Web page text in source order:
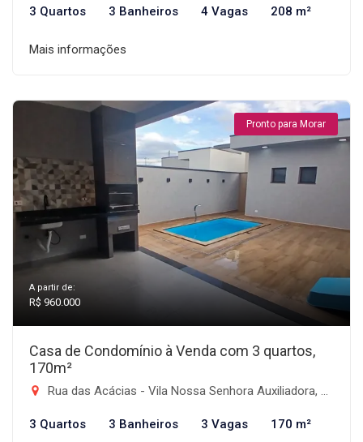
3 Quartos 3 Banheiros 4 Vagas 208 m²
Mais informações
Pronto para Morar
A partir de:
R$ 960.000
Casa de Condomínio à Venda com 3 quartos,
170m²
Rua das Acácias - Vila Nossa Senhora Auxiliadora, Tremembé-SP
3 Quartos 3 Banheiros 3 Vagas 170 m²